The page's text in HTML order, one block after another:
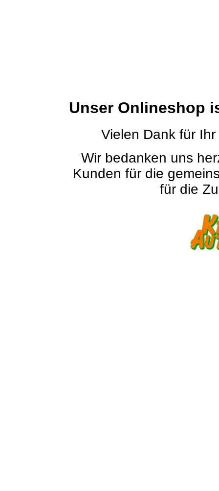
Unser Onlineshop
Vielen Dank für
Wir bedanken uns
Kunden für die
für die